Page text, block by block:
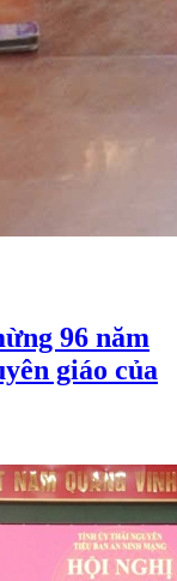
96 năm
giáo của